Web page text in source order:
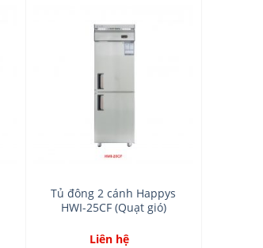
Tủ đông 2 cánh Happys
HWI-25CF (Quạt gió)
Liên hệ